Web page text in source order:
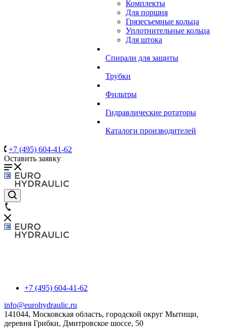
Комплекты
Для поршня
Грязесъемные кольца
Уплотнительные кольца
Для штока
Спирали для защиты
Трубки
Фильтры
Гидравлические ротаторы
Каталоги производителей
+7 (495) 604-41-62
Оставить заявку
+7 (495) 604-41-62
info@eurohydraulic.ru
141044, Московская область, городской округ Мытищи,
деревня Грибки, Дмитровское шоссе, 50